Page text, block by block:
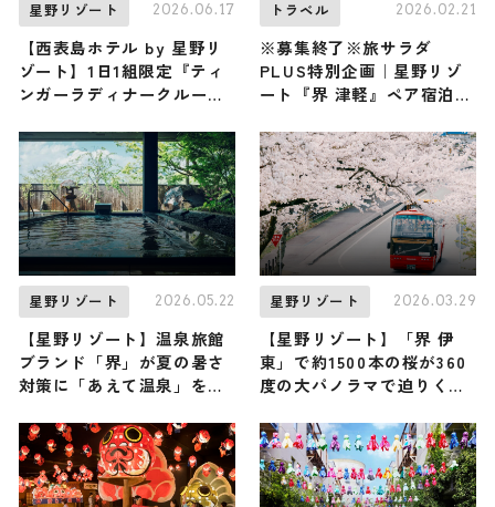
星野リゾート 2026.06.17
【西表島ホテル by 星野リ
ゾート】1日1組限定『ティ
ンガーラディナークルー
「星空保護区」に認定され
た満天の星空を独り占め /
沖縄県八重山郡
トラベル 2026.02.21
※募集終了※旅サラダ
PLUS特別企画｜星野リゾ
ート『界 津軽』ペア宿泊券
星野リゾート 2026.05.22
【星野リゾート】温泉旅館
ブランド「界」が夏の暑さ
対策に「あえて温泉」をス
常識『クールダウン浴』の
全貌をご紹介
星野リゾート 2026.03.29
【星野リゾート】「界 伊
東」で約1500本の桜が360
度の大パノラマで迫りくる
が開催！ 温泉好きにはたま
らない「はしご湯」も / 静
岡県伊東市